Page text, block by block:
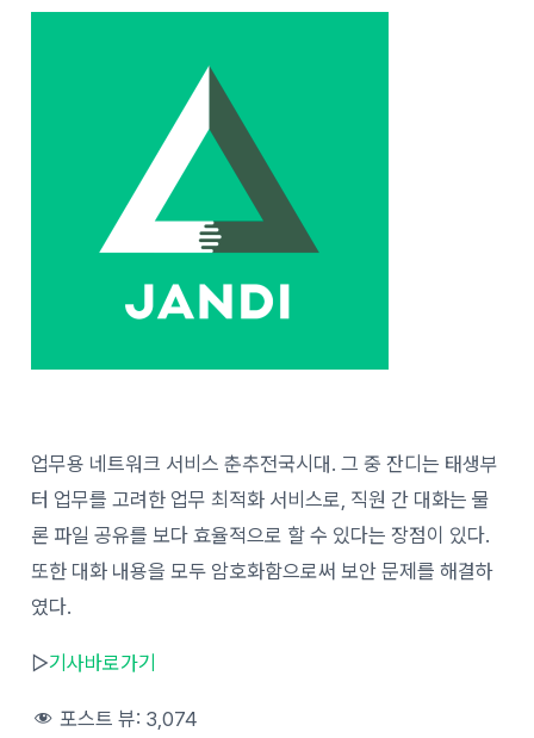
업무용 네트워크 서비스 춘추전국시대.그 중 잔디는 태생부
터 업무를 고려한 업무 최적화 서비스로 직원 간 대화는 물
론 파일 공유를 보다 효율적으로 할 수 있다는 장점이 있다.
또한 대화 내용을 모두 암호화함으로써 보안 문제를 해결하
였다.
▷기사바로가기
포스트 뷰: 3,074